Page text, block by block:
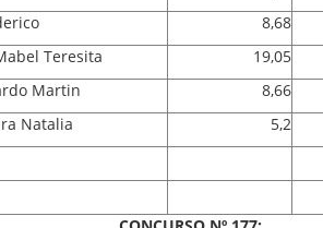
8,68
Teresita
19,05
Martin
8,66
Natalia 5,2